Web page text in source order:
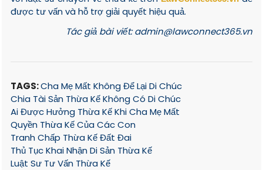
được tư vấn và hỗ trợ giải quyết hiệu quả.
Tác giả bài viết: admin@lawconnect365.vn
TAGS:Cha Mẹ Mất Không Để Lại Di Chúc
Chia Tài Sản Thừa Kế Không Có Di Chúc
Ai Được Hưởng Thừa Kế Khi Cha Mẹ Mất
Quyền Thừa Kế Của Các Con
Tranh Chấp Thừa Kế Đất Đai
Thủ Tục Khai Nhận Di Sản Thừa Kế
Luật Sư Tư Vấn Thừa Kế